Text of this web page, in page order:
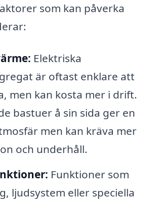
som kan påverka
Elektriska
är oftast enklare att
men kan kosta mer i drift.
bastuer å sin sida ger en
men kan kräva mer
och underhåll.
Funktioner som
ljudsystem eller speciella